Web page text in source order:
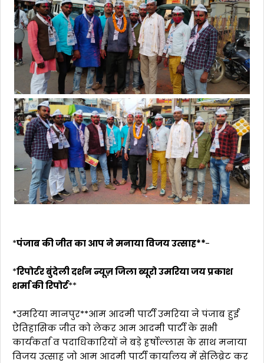
*पंजाब की जीत का आप ने मनाया विजय उत्साह**-
*रिपोर्टर बुंदेली दर्शन न्यूज़ जिला ब्यूरो उमरिया जय प्रकाश
शर्मा की रिपोर्ट**
*उमरिया मानपुर**आम आदमी पार्टी उमरिया ने पंजाब हुई
ऐतिहासिक जीत को लेकर आम आदमी पार्टी के सभी
कार्यकर्ता व पदाधिकारियों ने बड़े हर्षोल्लास के साथ मनाया
विजय उत्साह जो आम आदमी पार्टी कार्यालय में सेलिब्रेट कर